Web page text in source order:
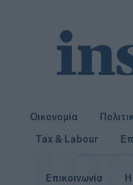
Οικονομία
Tax & Labour
Επικοινωνία